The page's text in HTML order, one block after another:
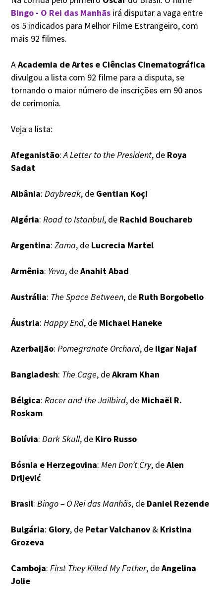
Bingo - O Rei das Manhãs irá disputar a vaga entre
os 5 indicados para Melhor Filme Estrangeiro, com
mais 92 filmes.
AAcademia de Artes e Ciências Cinematográfica
divulgou a lista com 92 filme para a disputa, se
tornando o maior número de inscrições em 90 anos
de cerimonia.
Veja a lista:
Afeganistão:A Letter to the President, de Roya
Sadat
Albânia: Daybreak, de Gentian Koçi
Algéria: Road to Istanbul, de Rachid Bouchareb
Argentina:Zama, de Lucrecia Martel
Armênia: Yeva, deAnahit Abad
Austrália: The Space Between, de Ruth Borgobello
Áustria: Happy End, de Michael Haneke
Azerbaijão: Pomegranate Orchard, de Ilgar Najaf
Bangladesh: The Cage, deAkram Khan
Bélgica: Racer and the Jailbird, de Michaël R.
Roskam
Bolívia: Dark Skull, de Kiro Russo
Bósnia e Herzegovina: Men Don’t Cry, deAlen
Drljević
Brasil: Bingo – O Rei das Manhãs, de Daniel Rezende
Bulgária: Glory, de Petar Valchanov & Kristina
Grozeva
Camboja: First They Killed My Father, deAngelina
Jolie